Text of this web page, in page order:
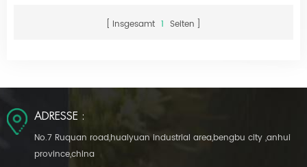
Insgesamt 1 Seiten
ADRESSE :
No.7 Ruquan road,huaiyuan industrial area,bengbu city ,anhui
province,china